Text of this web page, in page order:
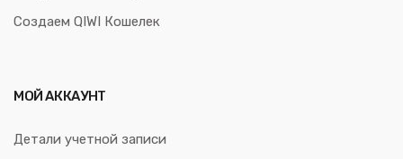
Создаем QIWI Кошелек
МОЙ АККАУНТ
Детали учетной записи